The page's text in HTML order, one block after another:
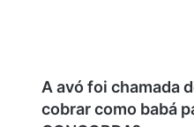
A avó foi chamada
cobrar como babá